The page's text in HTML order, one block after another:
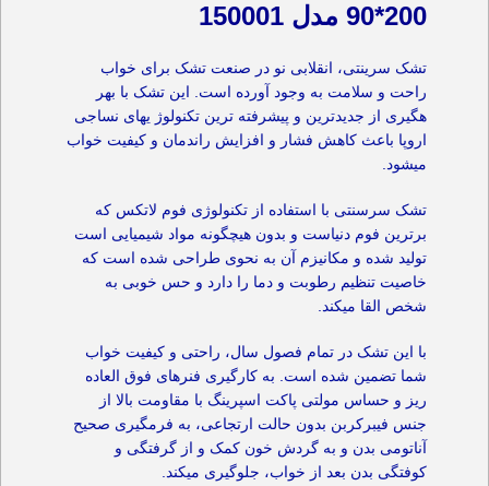
200*90 مدل 150001
تشک سرینتی، انقلابی نو در صنعت تشک برای خواب
راحت و سلامت به وجود آورده است. این تشک با بهر
هگیری از جدیدترین و پیشرفته ترین تکنولوژ یهای نساجی
اروپا باعث کاهش فشار و افزایش راندمان و کیفیت خواب
میشود.
تشک سرسنتی با استفاده از تکنولوژی فوم لاتکس که
برترین فوم دنیاست و بدون هیچگونه مواد شیمیایی است
تولید شده و مکانیزم آن به نحوی طراحی شده است که
خاصیت تنظیم رطوبت و دما را دارد و حس خوبی به
شخص القا میکند.
با این تشک در تمام فصول سال، راحتی و کیفیت خواب
شما تضمین شده است. به کارگیری فنرهای فوق العاده
ریز و حساس مولتی پاکت اسپرینگ با مقاومت بالا از
جنس فیبرکربن بدون حالت ارتجاعی، به فرمگیری صحیح
آناتومی بدن و به گردش خون کمک و از گرفتگی و
کوفتگی بدن بعد از خواب، جلوگیری میکند.